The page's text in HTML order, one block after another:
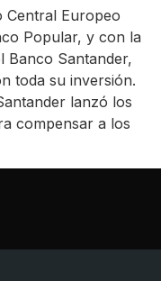
Central Europeo
Popular, y con la
Banco Santander,
toda su inversión.
lanzó los
compensar a los